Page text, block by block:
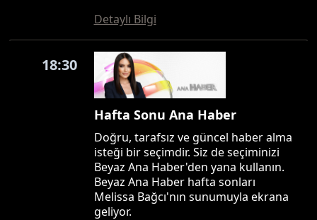
Detaylı Bilgi
18:30
Hafta Sonu Ana Haber
Doğru, tarafsız ve güncel haber alma
isteği bir seçimdir. Siz de seçiminizi
Beyaz Ana Haber'den yana kullanın.
Beyaz Ana Haber hafta sonları
Melissa Bağcı'nın sunumuyla ekrana
geliyor.